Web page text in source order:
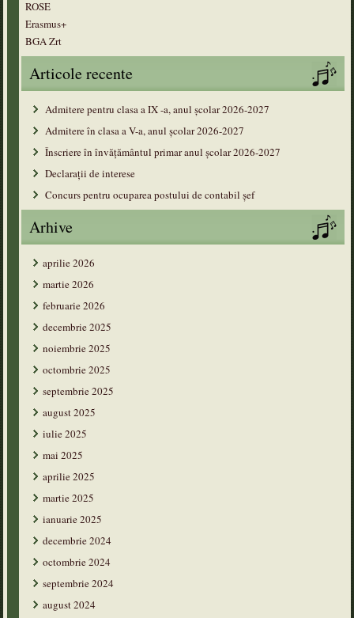
ROSE
Erasmus+
BGA Zrt
Articole recente
Admitere pentru clasa a IX -a, anul școlar 2026-2027
Admitere în clasa a V-a, anul şcolar 2026-2027
Înscriere în învățământul primar anul şcolar 2026-2027
Declarații de interese
Concurs pentru ocuparea postului de contabil șef
Arhive
aprilie 2026
martie 2026
februarie 2026
decembrie 2025
noiembrie 2025
octombrie 2025
septembrie 2025
august 2025
iulie 2025
mai 2025
aprilie 2025
martie 2025
ianuarie 2025
decembrie 2024
octombrie 2024
septembrie 2024
august 2024